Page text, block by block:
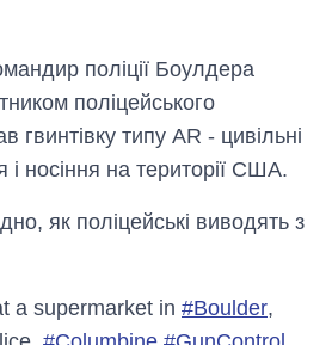
поліції Боулдера
поліцейського
типу AR - цивільні
і носіння на території США.
як поліцейські виводять з
a supermarket in #Boulder,
Як за 10 років
змінилася кількість
вступників на
бакалаврат,
аспірантуру